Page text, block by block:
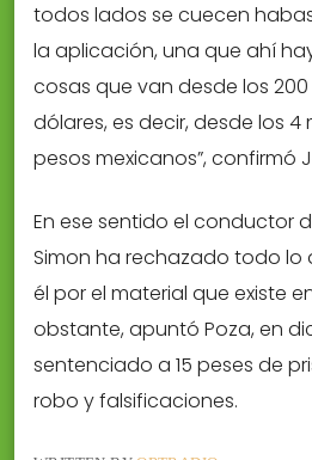
todos lados se cuecen
la aplicación, una que ahí
cosas que van desde los
dólares, es decir, desde los 4
pesos mexicanos”, confirmó
En ese sentido el conductor
Simon ha rechazado todo lo
él por el material que existe
obstante, apuntó Poza, en
sentenciado a 15 peses de
robo y falsificaciones.